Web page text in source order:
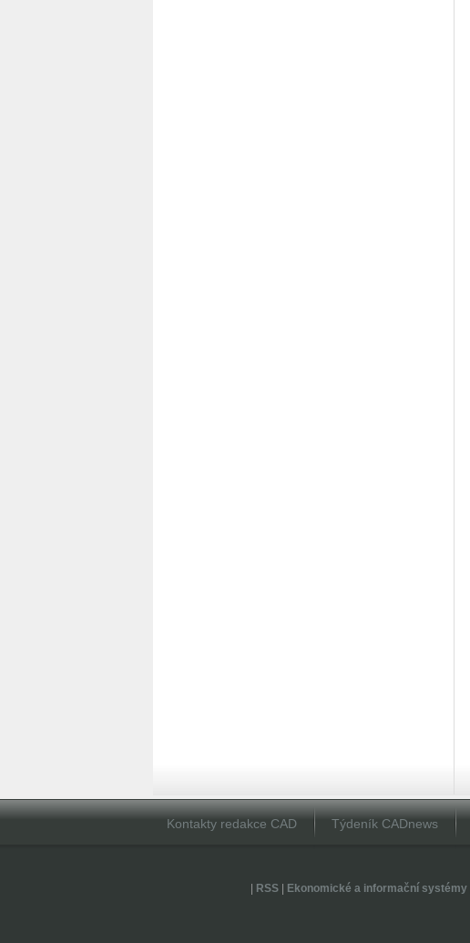
Kontakty redakce CAD Týdeník CADnews
RSS| Ekonomické a informační systémy|